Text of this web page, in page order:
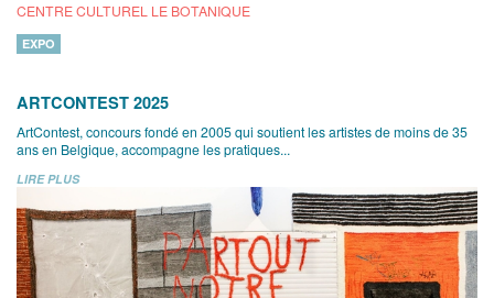
CENTRE CULTUREL LE BOTANIQUE
EXPO
ARTCONTEST 2025
ArtContest, concours fondé en 2005 qui soutient les artistes de moins de 35
ans en Belgique, accompagne les pratiques...
LIRE PLUS